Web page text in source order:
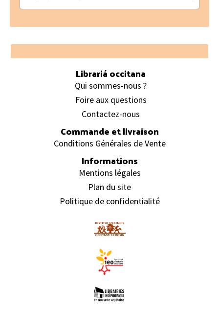
Footer
Librariá occitana
Qui sommes-nous ?
Foire aux questions
Contactez-nous
Commande et livraison
Conditions Générales de Vente
Informations
Mentions légales
Plan du site
Politique de confidentialité